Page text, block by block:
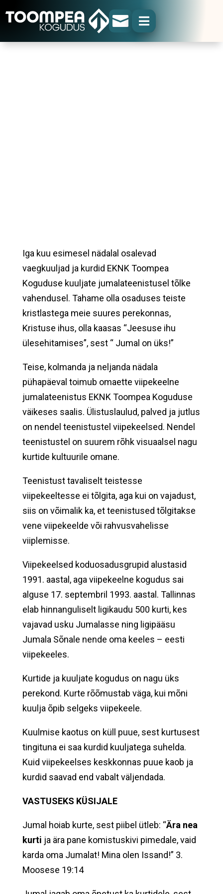
 
Iga kuu esimesel nädalal osalevad
vaegkuuljad ja kurdid EKNK Toompea
Koguduse kuuljate jumalateenistusel tõlke
vahendusel. Tahame olla osaduses teiste
kristlastega meie suures perekonnas,
Kristuse ihus, olla kaasas “Jeesuse ihu
ülesehitamises”, sest “ Jumal on üks!”
Teise, kolmanda ja neljanda nädala
pühapäeval toimub omaette viipekeelne
jumalateenistus EKNK Toompea Koguduse
väikeses saalis. Ülistuslaulud, palved ja jutlus
on nendel teenistustel viipekeelsed. Nendel
teenistustel on suurem rõhk visuaalsel nagu
kurtide kultuurile omane.
Teenistust tavaliselt teistesse
viipekeeltesse ei tõlgita, aga kui on vajadust,
siis on võimalik ka, et teenistused tõlgitakse
vene viipekeelde või rahvusvahelisse
viiplemisse.
Viipekeelsed koduosadusgrupid alustasid
1991. aastal, aga viipekeelne kogudus sai
alguse 17. septembril 1993. aastal. Tallinnas
elab hinnanguliselt ligikaudu 500 kurti, kes
vajavad usku Jumalasse ning ligipääsu
Jumala Sõnale nende oma keeles – eesti
viipekeeles.
Kurtide ja kuuljate kogudus on nagu üks
perekond. Kurte rõõmustab väga, kui mõni
kuulja õpib selgeks viipekeele.
Kuulmise kaotus on küll puue, sest kurtusest
tingituna ei saa kurdid kuuljatega suhelda.
Kuid viipekeelses keskkonnas puue kaob ja
kurdid saavad end vabalt väljendada.
VASTUSEKS KÜSIJALE
Jumal hoiab kurte, sest piibel ütleb: “Ära nea
kurti ja ära pane komistuskivi pimedale, vaid
karda oma Jumalat! Mina olen Issand!” 3.
Moosese 19:14